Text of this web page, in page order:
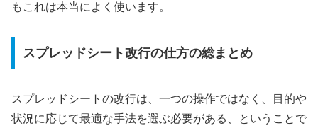
もこれは本当によく使います。
スプレッドシート改行の仕方の総まとめ
スプレッドシートの改行は、一つの操作ではなく、目的や
状況に応じて最適な手法を選ぶ必要がある、ということで